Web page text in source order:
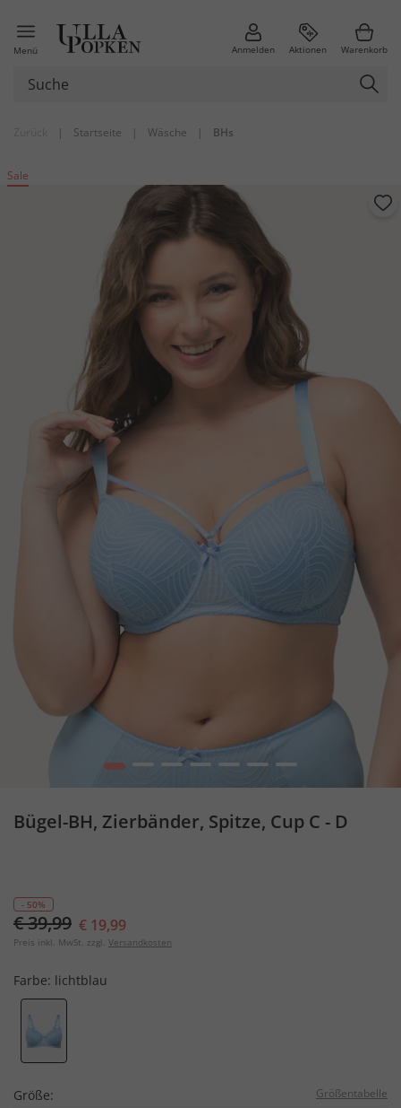
Menü Anmelden Aktionen Warenkorb
| Startseite | Wäsche | BHs
Sale
1 2 3 4 5 6 7
Bügel-BH, Zierbänder, Spitze, Cup C - D
- 50%
€ 39,99 € 19,99
Preis inkl. MwSt. zzgl. Versandkosten
Farbe: lichtblau
Größe: Größentabelle